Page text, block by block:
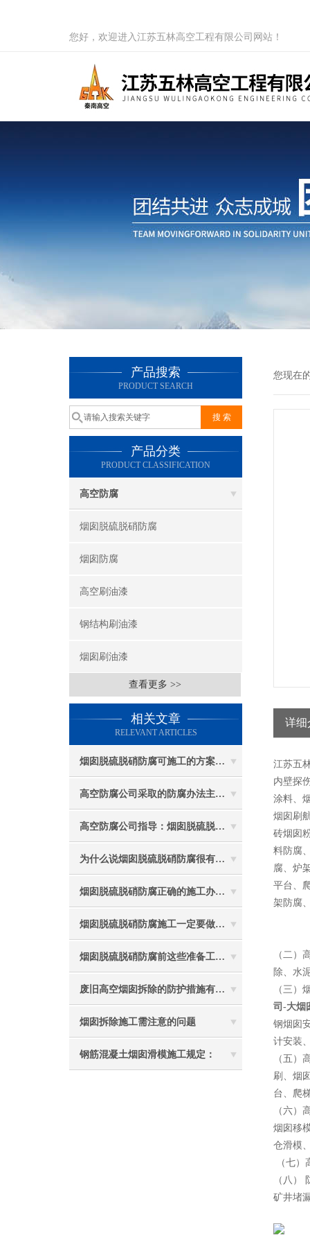
您好，欢迎进入江苏五林高空工程有限公司网站！
产品搜索
PRODUCT SEARCH
产品分类
PRODUCT CLASSIFICATION
高空防腐
烟囱脱硫脱硝防腐
烟囱防腐
高空刷油漆
钢结构刷油漆
烟囱刷油漆
查看更多 >>
相关文章
RELEVANT ARTICLES
烟囱脱硫脱硝防腐可施工的方案都有哪些？
高空防腐公司采取的防腐办法主要有哪些？
高空防腐公司指导：烟囱脱硫脱硝防腐施工要注意些什么？
为什么说烟囱脱硫脱硝防腐很有必要
烟囱脱硫脱硝防腐正确的施工办法由高空防腐公司说与你听
烟囱脱硫脱硝防腐施工一定要做好防护工作
烟囱脱硫脱硝防腐前这些准备工作要做到位
废旧高空烟囱拆除的防护措施有哪些？
烟囱拆除施工需注意的问题
钢筋混凝土烟囱滑模施工规定：
您现在
详细
江苏五
内壁探
涂料、
烟囱刷
砖烟囱
料防腐
腐、炉
平台、
架防腐
（二）
除、水
（三）
司-大烟
钢烟囱
计安装
（五）
刷、烟
台、爬
（六）
烟囱移
仓滑模
（七）
（八）
矿井堵